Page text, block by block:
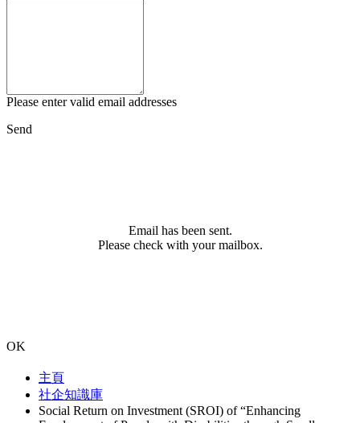
Please enter valid email addresses
Send
Email has been sent.
Please check with your mailbox.
OK
主頁
社企知識庫
Social Return on Investment (SROI) of “Enhancing